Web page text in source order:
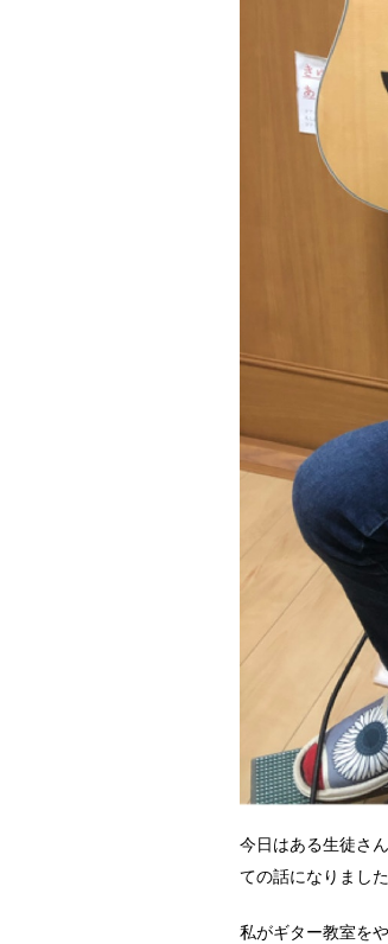
今日はある生徒さ
ての話になりました
私がギター教室を